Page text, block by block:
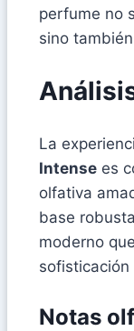
perfume no
sino
La
Intense es
olfativa
base
moderno
Notas